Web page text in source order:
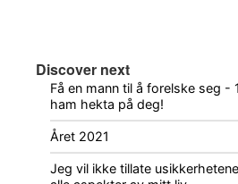
Discover next
Få en mann til å forelske seg -
ham hekta på deg!
Året 2021
Jeg vil ikke tillate